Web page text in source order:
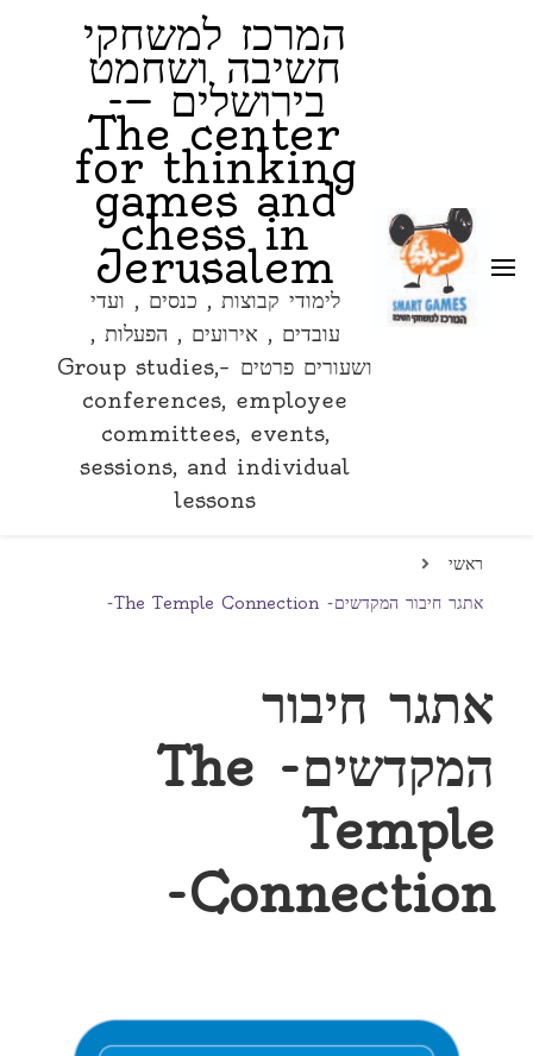
המרכז למשחקי
חשיבה ושחמט
בירושלים —-
The center
for thinking
games and
chess in
Jerusalem
לימודי קבוצות , כנסים , ועדי
עובדים , אירועים , הפעלות ,
ושעורים פרטים –Group studies,
conferences, employee
committees, events,
sessions, and individual
lessons
ראשי
אתגר חיבור המקדשים- The Temple Connection-
אתגר חיבור
המקדשים- The
Temple
Connection-